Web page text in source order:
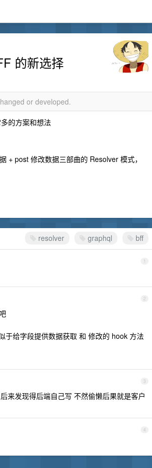
的新选择
or developed.
的方案和想法
+ post 修改数据三部曲的 Resolver 模式，
resolver graphql bff
1
2
于给字段提供数据获取 和 修改的 hook 方法
3
来发现得后端自己写 不然偷懒后果就是客户
4